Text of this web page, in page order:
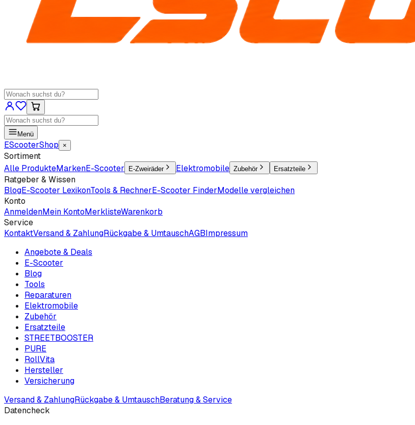
Menü
EScooterShop ×
Sortiment
Alle ProdukteMarkenE-Scooter E-Zweiräder Elektromobile Zubehör Ersatzteile
Ratgeber & Wissen
BlogE-Scooter LexikonTools & RechnerE-Scooter FinderModelle vergleichen
Konto
AnmeldenMein KontoMerklisteWarenkorb
Service
KontaktVersand & ZahlungRückgabe & UmtauschAGBImpressum
Angebote & Deals
E-Scooter
Blog
Tools
Reparaturen
Elektromobile
Zubehör
Ersatzteile
STREETBOOSTER
PURE
RollVita
Hersteller
Versicherung
Versand & ZahlungRückgabe & UmtauschBeratung & Service
Datencheck